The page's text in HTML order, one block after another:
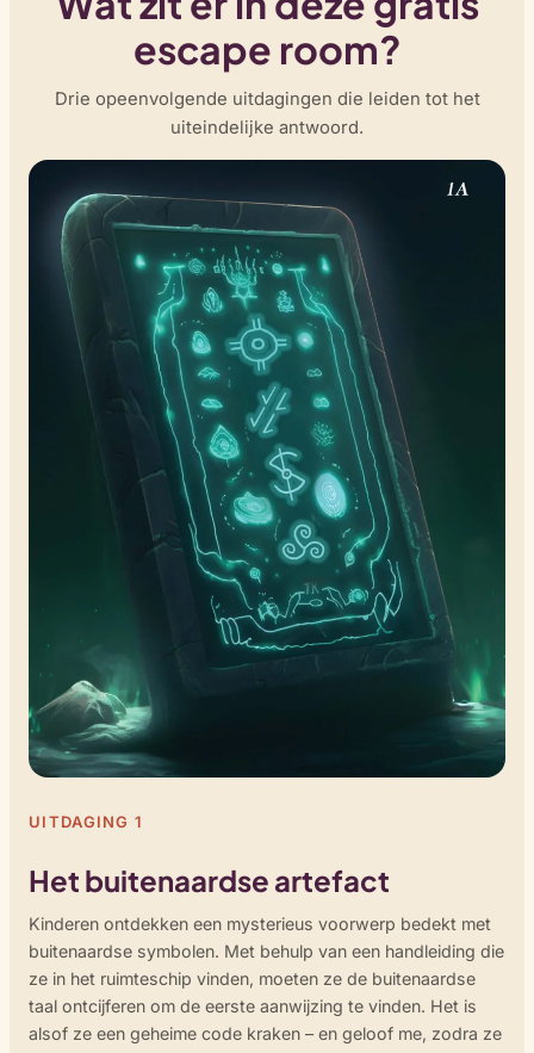
escape room?
Drie opeenvolgende uitdagingen die leiden tot het
uiteindelijke antwoord.
UITDAGING 1
Het buitenaardse artefact
Kinderen ontdekken een mysterieus voorwerp bedekt met
buitenaardse symbolen. Met behulp van een handleiding die
ze in het ruimteschip vinden, moeten ze de buitenaardse
taal ontcijferen om de eerste aanwijzing te vinden. Het is
alsof ze een geheime code kraken – en geloof me, zodra ze